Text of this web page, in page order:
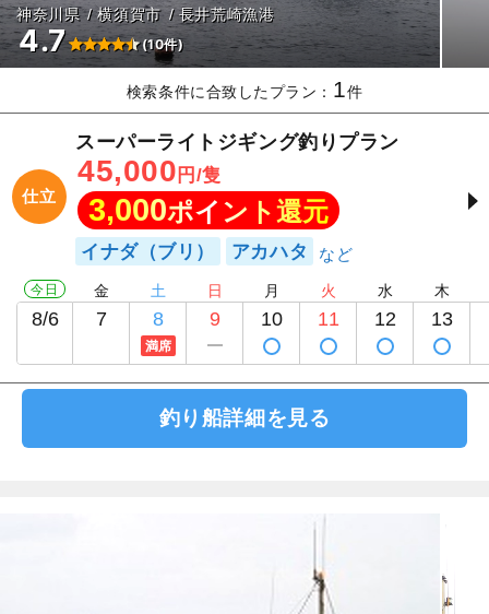
神奈川県 横須賀市 長井荒崎漁港
4.7 (10件)
検索条件に合致したプラン： 1件
仕立
スーパーライトジギング釣りプラン
45,000 円/隻
3,000ポイント還元
イナダ（ブリ） アカハタ
今日
8/6
金
7
土
8
満席
日
9
月
10
火
11
水
12
木
13
釣り船詳細を見る